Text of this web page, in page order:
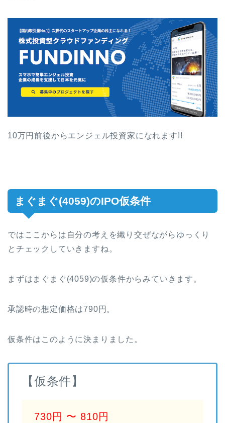
10万円前後からエンジェル投資家になれます!!
まぐまぐ(4059)のIPO仮条件
ではここからは自分の考えを織り交ぜながらゆっくり
とチェックしていきますね。
まずはまぐまぐ(4059)の仮条件からみていきます。
承認時の想定価格は790円。
仮条件はこのように決まりました。
【仮条件】
730円 〜 810円